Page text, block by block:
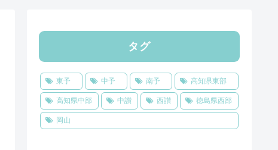
タグ
東予 中予 南予 高知県東部
高知県中部 中讃 西讃 徳島県西部
岡山